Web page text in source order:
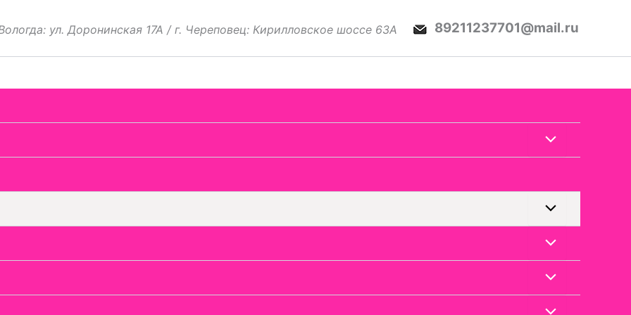
ул. Доронинская 17А / г. Череповец: Кирилловское шоссе 63А 89211237701@mail.ru